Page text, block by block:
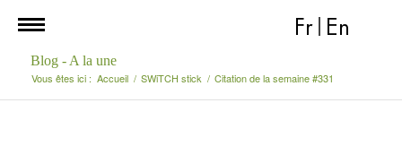
Fr En
Blog - A la une
Vous êtes ici : Accueil / SWiTCH stick / Citation de la semaine #331